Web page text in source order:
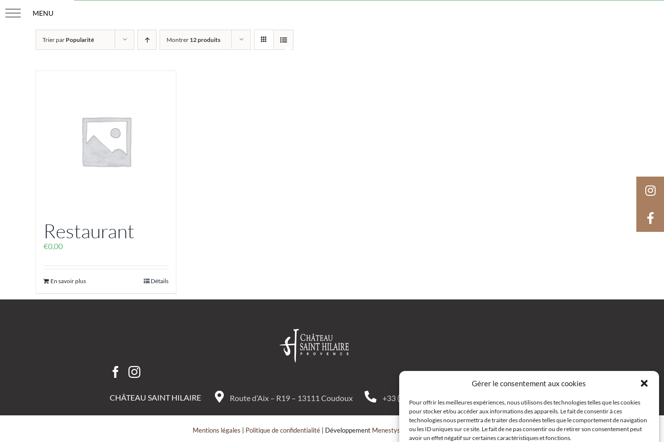
Gérer le consentement aux cookies
Pour offrir les meilleures expériences, nous utilisons des technologies telles que les cookies
pour stocker et/ou accéder aux informations des appareils. Le fait de consentir à ces
technologies nous permettra de traiter des données telles que le comportement de navigation
ou les ID uniques sur ce site. Le fait de ne pas consentir ou de retirer son consentement peut
avoir un effet négatif sur certaines caractéristiques et fonctions.
au
Trier par Popularité Montrer 12 produits
Restaurant
€0,00
En savoir plus Détails
CHÂTEAU SAINT HILAIRE Route d’Aix – R19 – 13111 Coudoux +33 (0)4 42 52 10 68 Email
Mentions légales Politique de confidentialité | Développement Menestys Consulting